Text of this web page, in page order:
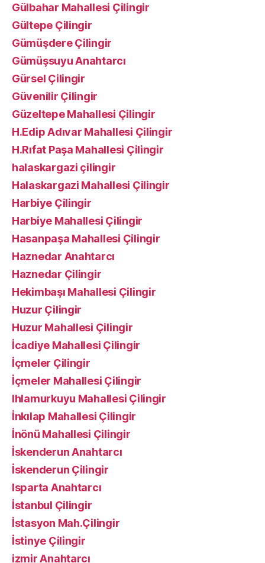
Gülbahar Mahallesi Çilingir
Gültepe Çilingir
Gümüşdere Çilingir
Gümüşsuyu Anahtarcı
Gürsel Çilingir
Güvenilir Çilingir
Güzeltepe Mahallesi Çilingir
H.Edip Adıvar Mahallesi Çilingir
H.Rıfat Paşa Mahallesi Çilingir
halaskargazi çilingir
Halaskargazi Mahallesi Çilingir
Harbiye Çilingir
Harbiye Mahallesi Çilingir
Hasanpaşa Mahallesi Çilingir
Haznedar Anahtarcı
Haznedar Çilingir
Hekimbaşı Mahallesi Çilingir
Huzur Çilingir
Huzur Mahallesi Çilingir
İcadiye Mahallesi Çilingir
İçmeler Çilingir
İçmeler Mahallesi Çilingir
Ihlamurkuyu Mahallesi Çilingir
İnkılap Mahallesi Çilingir
İnönü Mahallesi Çilingir
İskenderun Anahtarcı
İskenderun Çilingir
Isparta Anahtarcı
İstanbul Çilingir
İstasyon Mah.Çilingir
İstinye Çilingir
izmir Anahtarcı